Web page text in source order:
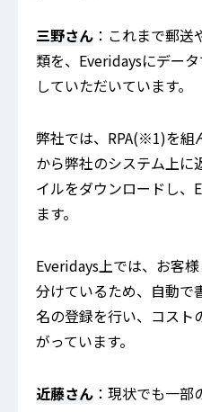
三野さん ：これまで郵
類を、Everidaysにデー
していただいています。
弊社では、RPA(※1)を組
から弊社のシステム上に
イルをダウンロードし、
ます。
Everidays上では、お客
分けているため、自動で
名の登録を行い、コスト
がっています。
近藤さん ：現状でも一